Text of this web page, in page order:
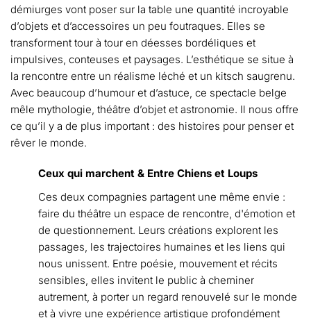
démiurges vont poser sur la table une quantité incroyable
d’objets et d’accessoires un peu foutraques. Elles se
transforment tour à tour en déesses bordéliques et
impulsives, conteuses et paysages. L’esthétique se situe à
la rencontre entre un réalisme léché et un kitsch saugrenu.
Avec beaucoup d’humour et d’astuce, ce spectacle belge
mêle mythologie, théâtre d’objet et astronomie. Il nous offre
ce qu’il y a de plus important : des histoires pour penser et
rêver le monde.
Ceux qui marchent & Entre Chiens et Loups
Ces deux compagnies partagent une même envie :
faire du théâtre un espace de rencontre, d'émotion et
de questionnement. Leurs créations explorent les
passages, les trajectoires humaines et les liens qui
nous unissent. Entre poésie, mouvement et récits
sensibles, elles invitent le public à cheminer
autrement, à porter un regard renouvelé sur le monde
et à vivre une expérience artistique profondément